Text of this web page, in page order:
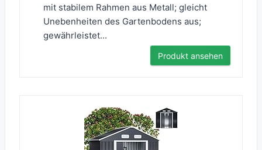
mit stabilem Rahmen aus Metall; gleicht
Unebenheiten des Gartenbodens aus;
gewährleistet...
Produkt ansehen